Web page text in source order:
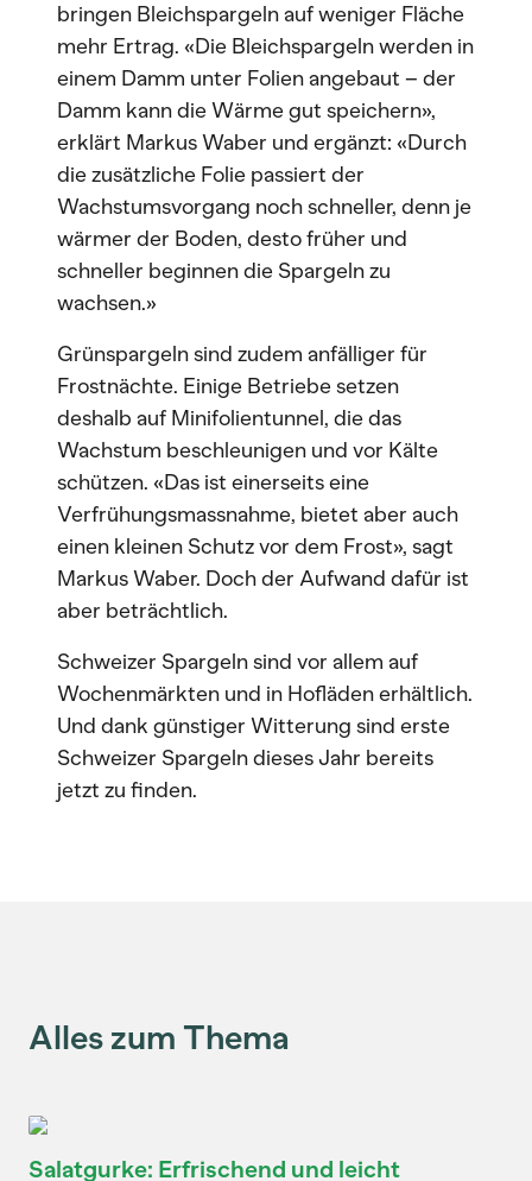
bringen Bleichspargeln auf weniger Fläche
mehr Ertrag. «Die Bleichspargeln werden in
einem Damm unter Folien angebaut – der
Damm kann die Wärme gut speichern»,
erklärt Markus Waber und ergänzt: «Durch
die zusätzliche Folie passiert der
Wachstumsvorgang noch schneller, denn je
wärmer der Boden, desto früher und
schneller beginnen die Spargeln zu
wachsen.»
Grünspargeln sind zudem anfälliger für
Frostnächte. Einige Betriebe setzen
deshalb auf Minifolientunnel, die das
Wachstum beschleunigen und vor Kälte
schützen. «Das ist einerseits eine
Verfrühungsmassnahme, bietet aber auch
einen kleinen Schutz vor dem Frost», sagt
Markus Waber. Doch der Aufwand dafür ist
aber beträchtlich.
Schweizer Spargeln sind vor allem auf
Wochenmärkten und in Hofläden erhältlich.
Und dank günstiger Witterung sind erste
Schweizer Spargeln dieses Jahr bereits
jetzt zu finden.
Alles zum Thema
Salatgurke: Erfrischend und leicht